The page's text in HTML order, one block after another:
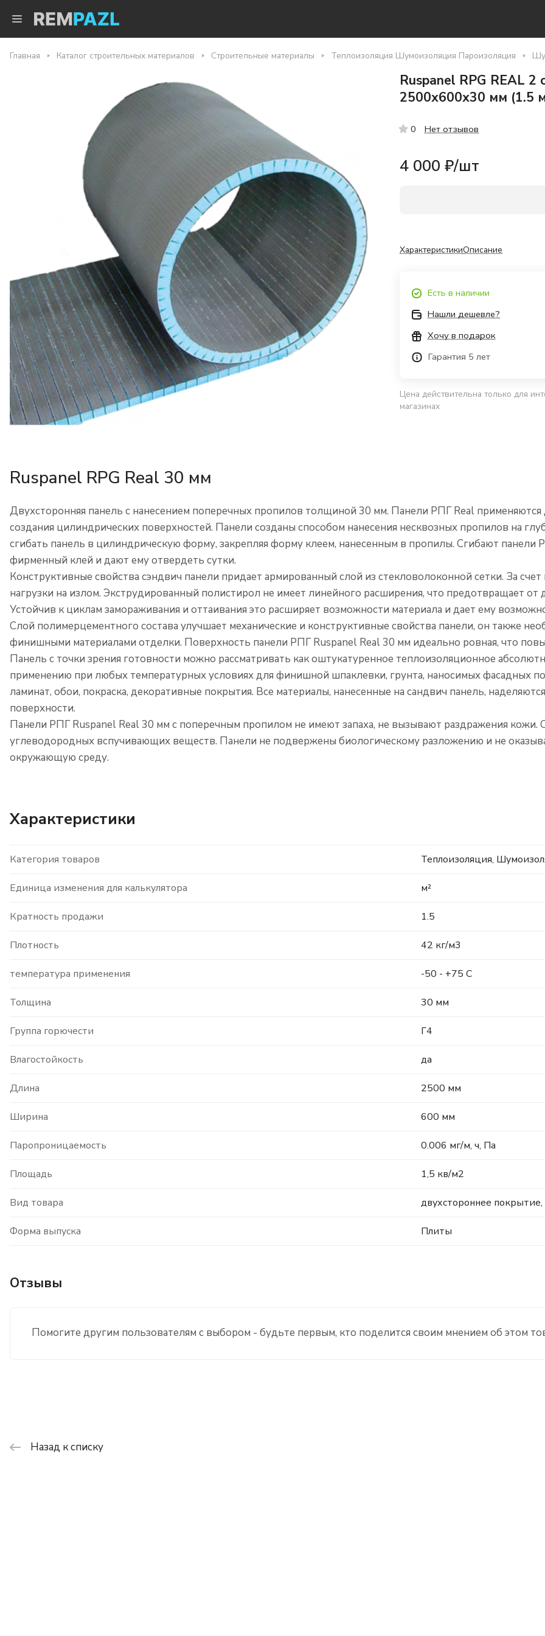
Главная Каталог строительных материалов Строительные материалы Теплоизоляция Шумоизоляция Пароизоляция
Ruspanel RPG REAL
2500х600х30 мм (1.5
0 Нет отзывов
4 000 ₽/шт
ХарактеристикиОписание
Есть в наличии
Нашли дешевле?
Хочу в подарок
Гарантия 5 лет
Цена действительна только для
магазинах
Ruspanel RPG Real 30 мм
Двухсторонняя панель с нанесением поперечных пропилов толщиной 30 мм. Панели РПГ Real применяются
создания цилиндрических поверхностей. Панели созданы способом нанесения несквозных пропилов на
сгибать панель в цилиндрическую форму, закрепляя форму клеем, нанесенным в пропилы. Сгибают панели
фирменный клей и дают ему отвердеть сутки.
Конструктивные свойства сэндвич панели придает армированный слой из стекловолоконной сетки. За
нагрузки на излом. Экструдированный полистирол не имеет линейного расширения, что предотвращает
Устойчив к циклам замораживания и оттаивания это расширяет возможности материала и дает ему
Слой полимерцементного состава улучшает механические и конструктивные свойства панели, он также
финишными материалами отделки. Поверхность панели РПГ Ruspanel Real 30 мм идеально ровная, что
Панель с точки зрения готовности можно рассматривать как оштукатуренное теплоизоляционное
применению при любых температурных условиях для финишной шпаклевки, грунта, наносимых фасадных
ламинат, обои, покраска, декоративные покрытия. Все материалы, нанесенные на сандвич панель,
поверхности.
Панели РПГ Ruspanel Real 30 мм с поперечным пропилом не имеют запаха, не вызывают раздражения кожи.
углеводородных вспучивающих веществ. Панели не подвержены биологическому разложению и не
окружающую среду.
Характеристики
Категория товаров Теплоизоляция,
Единица изменения для калькулятора м²
Кратность продажи 1.5
Плотность 42 кг/м3
температура применения -50 - +75 C
Толщина 30 мм
Группа горючести Г4
Влагостойкость да
Длина 2500 мм
Ширина 600 мм
Паропроницаемость 0.006 мг/м, ч, Па
Площадь 1,5 кв/м2
Вид товара двухстороннее
Форма выпуска Плиты
Отзывы
Помогите другим пользователям с выбором - будьте первым, кто поделится своим мнением об этом
Назад к списку